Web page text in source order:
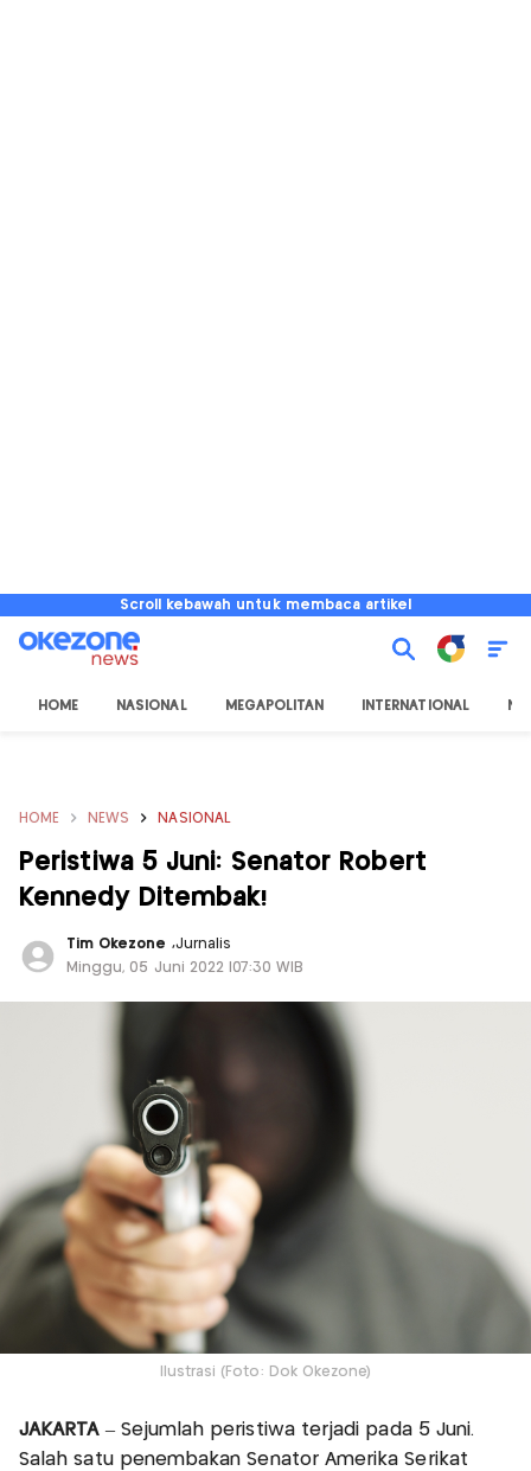
Scroll kebawah untuk membaca artikel
HOME NASIONAL MEGAPOLITAN INTERNATIONAL
HOME NEWS NASIONAL
Peristiwa 5 Juni: Senator Robert
Kennedy Ditembak!
Tim Okezone ,Jurnalis
Minggu, 05 Juni 2022 |07:30 WIB
Ilustrasi (Foto: Dok Okezone)
JAKARTA– Sejumlah peristiwa terjadi pada 5 Juni.
Salah satu penembakan Senator Amerika Serikat